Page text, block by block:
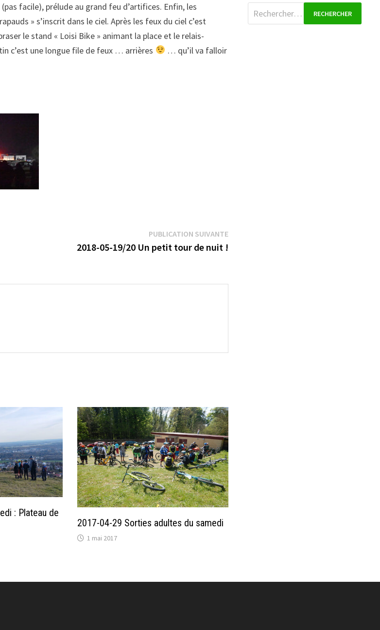
facile), prélude au grand feu d’artifices. Enfin, les
» s’inscrit dans le ciel. Après les feux du ciel c’est
le stand « Loisi Bike » animant la place et le relais-
c’est une longue file de feux … arrières
… qu’il va falloir
PUBLICATION SUIVANTEPublication
2018-05-19/20 Un petit tour de nuit !
: Plateau de
2017-04-29 Sorties adultes du samedi
1 mai 2017
Rechercher :